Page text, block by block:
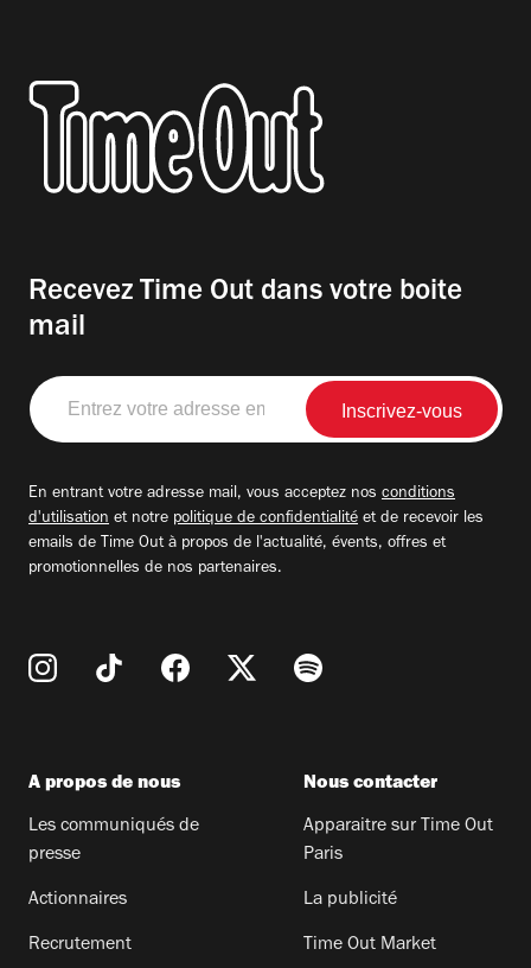
Recevez Time Out dans votre boite
mail
Entrez
votre
adresse
En entrant votre adresse mail, vous acceptez nos conditions
d'utilisation et notre politique de confidentialité et de recevoir les
emails de Time Out à propos de l'actualité, évents, offres et
promotionnelles de nos partenaires.
A propos de nous
Les communiqués de
presse
Actionnaires
Recrutement
Nous contacter
Apparaitre sur Time Out
Paris
La publicité
Time Out Market